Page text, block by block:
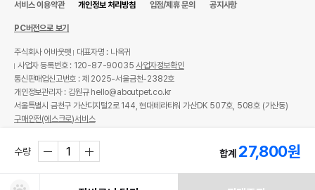
수량 합계 27,800원
서비스 이용약관 개인정보 처리방침 입점/제휴 문의 공지사항
PC버전으로 보기
주식회사 어바웃펫
대표자명 : 나옥귀
사업자 등록번호 : 120-87-90035사업자정보확인
통신판매업신고번호 : 제 2025-서울금천-2382호
개인정보관리자 : 김원규 hello@aboutpet.co.kr
서울특별시 금천구 가산디지털2로 144, 현대테라타워 가산DK 507호, 508호 (가산동)
구매안전(에스크로)서비스